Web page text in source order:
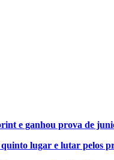
e ganhou prova de
lugar e lutar pelos